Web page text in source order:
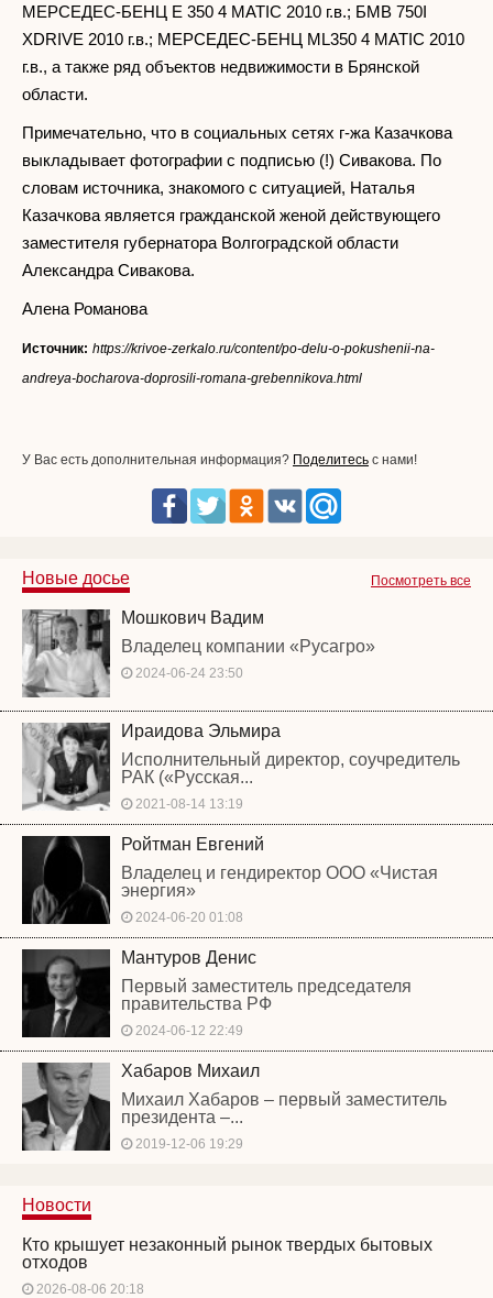
МЕРСЕДЕС-БЕНЦ Е 350 4 МАТIС 2010 г.в.; БМВ 750I
ХDRIVЕ 2010 г.в.; МЕРСЕДЕС-БЕНЦ МL350 4 МАТIС 2010
г.в., а также ряд объектов недвижимости в Брянской
области.
Примечательно, что в социальных сетях г-жа Казачкова
выкладывает фотографии с подписью (!) Сивакова. По
словам источника, знакомого с ситуацией, Наталья
Казачкова является гражданской женой действующего
заместителя губернатора Волгоградской области
Александра Сивакова.
Алена Романова
Источник: https://krivoe-zerkalo.ru/content/po-delu-o-pokushenii-na-
andreya-bocharova-doprosili-romana-grebennikova.html
У Вас есть дополнительная информация? Поделитесь с нами!
Посмотреть все
Новые досье
Мошкович Вадим
Владелец компании «Русагро»
2024-06-24 23:50
Ираидова Эльмира
Исполнительный директор, соучредитель
РАК («Русская...
2021-08-14 13:19
Ройтман Евгений
Владелец и гендиректор ООО «Чистая
энергия»
2024-06-20 01:08
Мантуров Денис
Первый заместитель председателя
правительства РФ
2024-06-12 22:49
Хабаров Михаил
Михаил Хабаров – первый заместитель
президента –...
2019-12-06 19:29
Новости
Кто крышует незаконный рынок твердых бытовых
отходов
2026-08-06 20:18